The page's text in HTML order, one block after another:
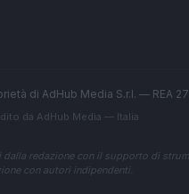
di AdHub Media S.r.l. — REA
da AdHub Media — Italia
dalla redazione con il supporto di
con autori indipendenti.